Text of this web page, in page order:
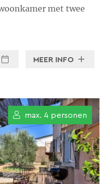
met twee
MEER INFO
max. 4 personen